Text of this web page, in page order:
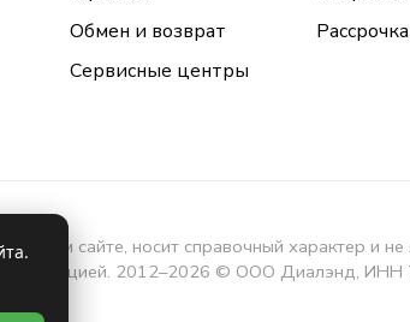
Обмен и возврат
Сервисные центры
данном сайте, носит справочный характер
с инструкцией. 2012–2026 © ООО Диалэнд,